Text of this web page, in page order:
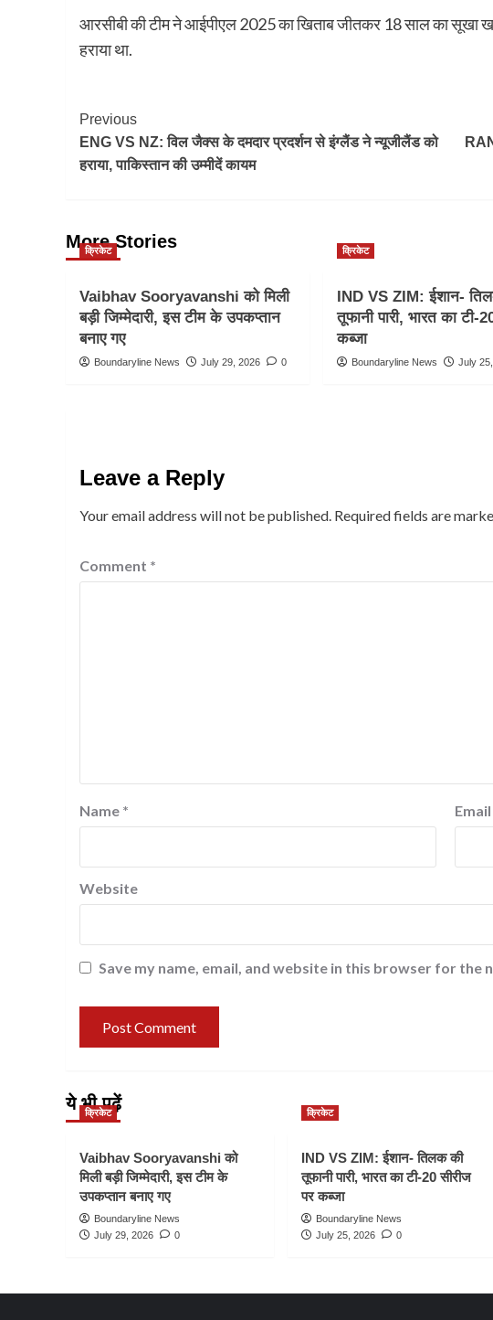
आरसीबी की टीम ने आईपीएल 2025 का खिताब जीतकर 18 साल का सूखा
हराया था.
Post
Navigation
Previous
ENG VS NZ: विल जैक्स के दमदार प्रदर्शन से इंग्लैंड ने न्यूजीलैंड को
हराया, पाकिस्तान की उम्मीदें कायम
More Stories
क्रिकेट
Vaibhav Sooryavanshi को मिली
बड़ी जिम्मेदारी, इस टीम के उपकप्तान
बनाए गए
Boundaryline News July 29, 2026 0
क्रिकेट
IND VS ZIM: ईशान-
तूफानी पारी, भारत का टी-
कब्जा
Boundaryline News July
Leave a Reply
Your email address will not be published. Required fields are
Comment *
Name * Email
Website
Save my name, email, and website in this browser for the
ये भी पढ़ें
क्रिकेट
Vaibhav Sooryavanshi को
मिली बड़ी जिम्मेदारी, इस टीम के
उपकप्तान बनाए गए
Boundaryline News
July 29, 2026
0
क्रिकेट
IND VS ZIM: ईशान- तिलक की
तूफानी पारी, भारत का टी-20 सीरीज
पर कब्जा
Boundaryline News
July 25, 2026
0